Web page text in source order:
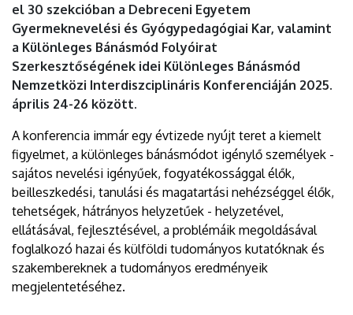
el 30 szekcióban a Debreceni Egyetem
Gyermeknevelési és Gyógypedagógiai Kar, valamint
a Különleges Bánásmód Folyóirat
Szerkesztőségének idei Különleges Bánásmód
Nemzetközi Interdiszciplináris Konferenciáján 2025.
április 24-26 között.
A konferencia immár egy évtizede nyújt teret a kiemelt
figyelmet, a különleges bánásmódot igénylő személyek -
sajátos nevelési igényűek, fogyatékossággal élők,
beilleszkedési, tanulási és magatartási nehézséggel élők,
tehetségek, hátrányos helyzetűek - helyzetével,
ellátásával, fejlesztésével, a problémáik megoldásával
foglalkozó hazai és külföldi tudományos kutatóknak és
szakembereknek a tudományos eredményeik
megjelentetéséhez.